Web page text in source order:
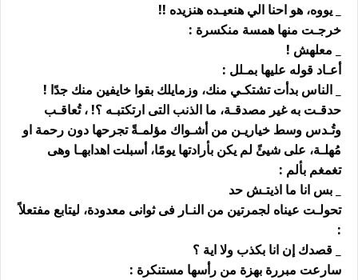
_ يووه، هو احنا الي هنعيـده هنزيده !!
خرجـت منها همسة منكسرة :
_ معلهش !
أعـاد قوله عليها بمـلل :
_ الناس بدأت تشتكـي منك، وزمايلك بقوا خايفين منك جدًا !
حدقـت به غير مصدقـة، ما الذنب التى ارتكتبـه ؟! ، تُعاقـب
وتُـدس وسط خياريـن من أشـواك مؤلمـةً تجرحها دون رحمة او
مُهلـة، على شيئً لم يكن بأرادتها يومًا، أسبلت اهدابهـا وهى
تغمغم بألم :
_ بس انا ما اذيتـش حد
تحولـت عيناه لجمرتين من النـار فى ثوانى معدودة، ليتابع مفتعلاً
:
_ قصدك إن انا بكذب ولا اية ؟
سارعت مبررة بهزة من رأسها مستنكرة :